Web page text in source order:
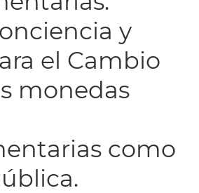
y
el Cambio
monedas
como